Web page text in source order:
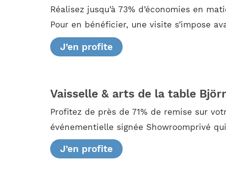
Réalisez jusqu’à 73% d’économies en
Pour en bénéficier, une visite s’impose
J’en profite
Vaisselle & arts de la table
Profitez de près de 71% de remise sur
événementielle signée Showroomprivé
J’en profite